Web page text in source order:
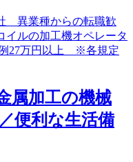
属加工の機械
便利な生活備